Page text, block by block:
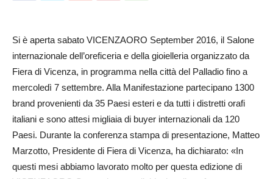
Si è aperta sabato VICENZAORO September 2016, il Salone
internazionale dell’oreficeria e della gioielleria organizzato da
Fiera di Vi­cenza, in programma nella città del Palladio fino a
mercoledì 7 settembre. Alla Manifestazione partecipano 1300
brand provenienti da 35 Paesi esteri e da tutti i distretti orafi
italiani e sono attesi migliaia di buyer internazionali da 120
Paesi. Durante la conferenza stampa di presentazione, Matteo
Marzotto, Presidente di Fiera di Vicenza, ha dichiarato: «In
questi mesi abbiamo lavorato molto per questa edizione di